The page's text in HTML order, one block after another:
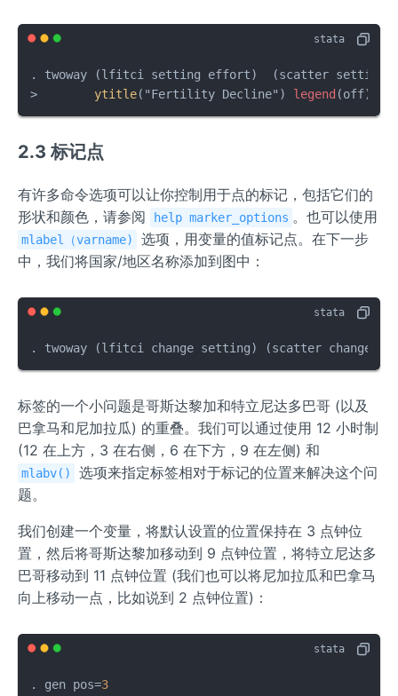
. twoway (lfitci setting effort)  (scatter
> ytitle("Fertility Decline") legend (off)
2.3 标记点
有许多命令选项可以让你控制用于点的标记，包括它们的
形状和颜色，请参阅
help marker_options 。也可以使用
mlabel（varname)
选项，用变量的值标记点。在下一步
中，我们将国家/地区名称添加到图中：
. twoway (lfitci change setting) (scatter change
标签的一个小问题是哥斯达黎加和特立尼达多巴哥 (以及
巴拿马和尼加拉瓜) 的重叠。我们可以通过使用 12 小时制
(12 在上方，3 在右侧，6 在下方，9 在左侧) 和
mlabv()
选项来指定标签相对于标记的位置来解决这个问
题。
我们创建一个变量，将默认设置的位置保持在 3 点钟位
置，然后将哥斯达黎加移动到 9 点钟位置，将特立尼达多
巴哥移动到 11 点钟位置 (我们也可以将尼加拉瓜和巴拿马
向上移动一点，比如说到 2 点钟位置)：
. gen pos=3